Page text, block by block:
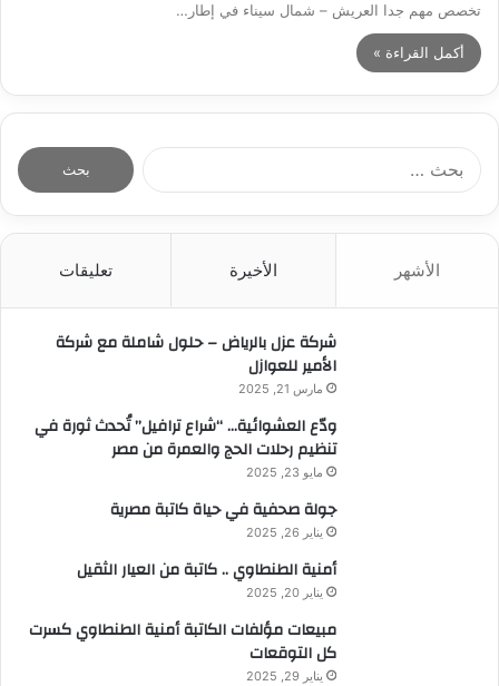
تخصص مهم جدا العريش – شمال سيناء في إطار…
أكمل القراءة »
الأشهر الأخيرة تعليقات
شركة عزل بالرياض – حلول شاملة مع شركة
الأمير للعوازل
مارس 21, 2025
ودّع العشوائية… “شراع ترافيل” تُحدث ثورة في
تنظيم رحلات الحج والعمرة من مصر
مايو 23, 2025
جولة صحفية في حياة كاتبة مصرية
يناير 26, 2025
أمنية الطنطاوي .. كاتبة من العيار الثقيل
يناير 20, 2025
مبيعات مؤلفات الكاتبة أمنية الطنطاوي كسرت
كل التوقعات
يناير 29, 2025